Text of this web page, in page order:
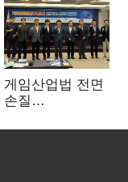
게임산업법 전면
손질
규제 걷고